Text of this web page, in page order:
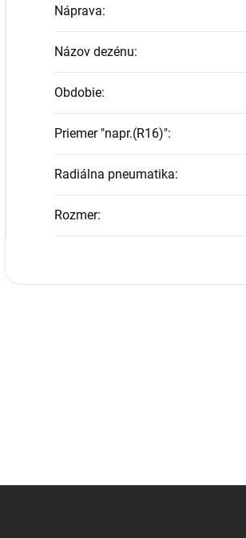
Náprava:
Názov dezénu:
Obdobie:
Priemer "napr.(R16)":
Radiálna pneumatika:
Rozmer: